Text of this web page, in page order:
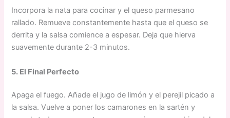
Incorpora la nata para cocinar y el queso parmesano
rallado. Remueve constantemente hasta que el queso se
derrita y la salsa comience a espesar. Deja que hierva
suavemente durante 2-3 minutos.
5. El Final Perfecto
Apaga el fuego. Añade el jugo de limón y el perejil picado a
la salsa. Vuelve a poner los camarones en la sartén y